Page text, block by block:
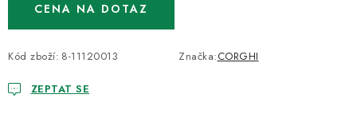
CENA NA DOTAZ
Kód zboží: 8-11120013 Značka:CORGHI
ZEPTAT SE